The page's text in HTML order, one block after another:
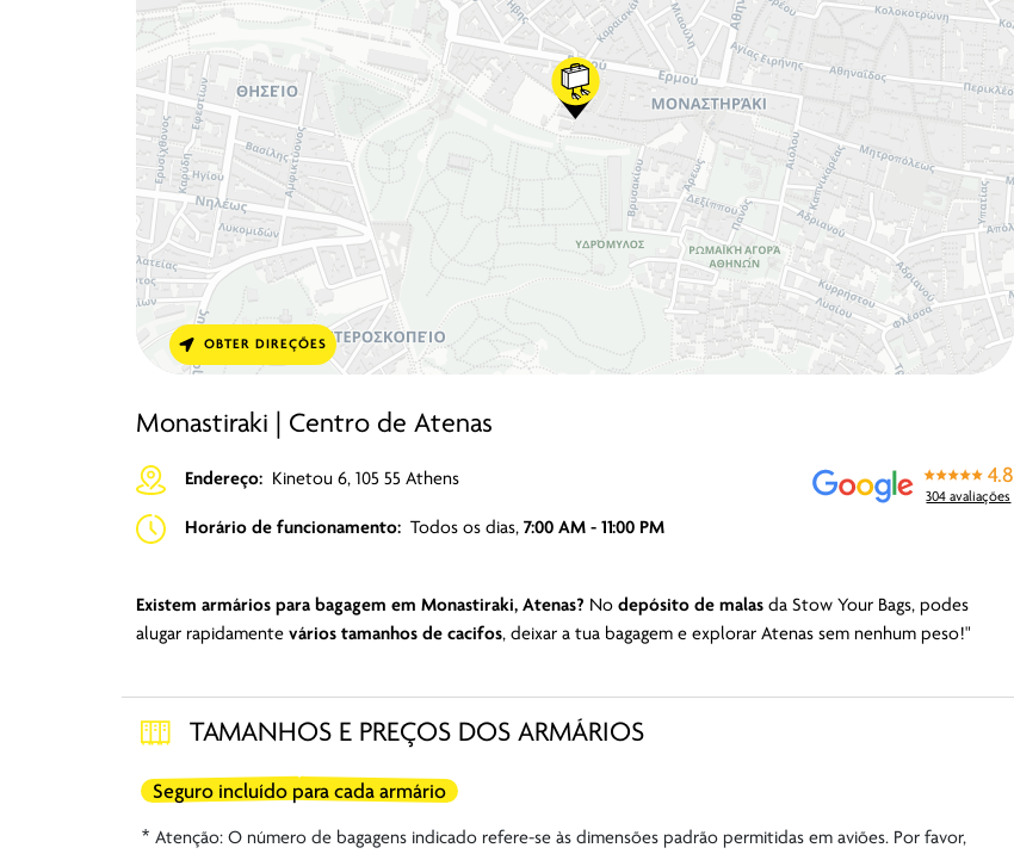
OBTER DIREÇÕES
Monastiraki | Centro de Atenas
Endereço: Kinetou 6, 105 55 Athens
Horário de funcionamento: Todos os dias, 7:00 AM - 11:00 PM
4.8
304 avaliações
Existem armários para bagagem em Monastiraki, Atenas? No depósito de malas da Stow Your Bags, podes
alugar rapidamente vários tamanhos de cacifos, deixar a tua bagagem e explorar Atenas sem nenhum peso!"
TAMANHOS E PREÇOS DOS ARMÁRIOS
Seguro incluído para cada armário
* Atenção: O número de bagagens indicado refere-se às dimensões padrão permitidas em aviões. Por favor,